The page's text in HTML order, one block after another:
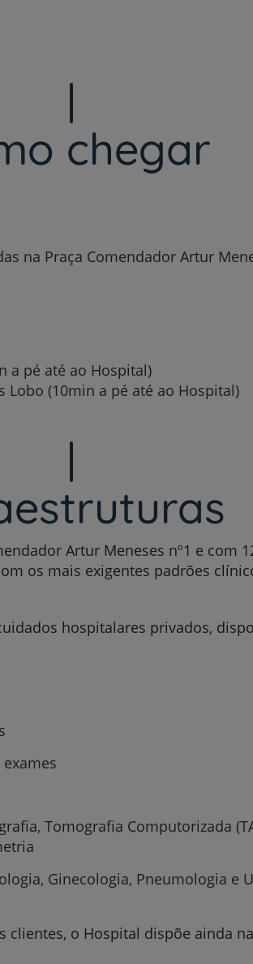
chegar
na Praça Comendador Artur
a pé até ao Hospital)
Lobo (10min a pé até ao Hospital)
Artur Meneses nº1 e com
os mais exigentes padrões
hospitalares privados,
Tomografia Computorizada
Ginecologia, Pneumologia e
o Hospital dispõe ainda